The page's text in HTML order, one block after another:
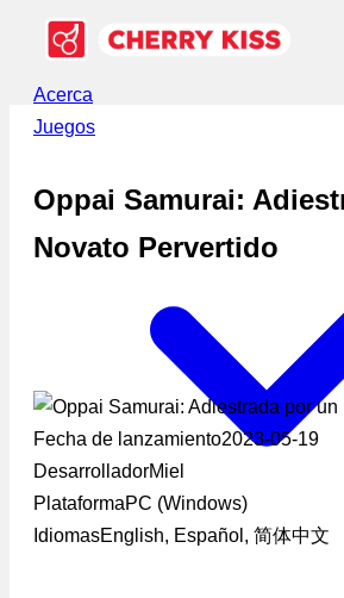
Acerca
Juegos
Oppai Samurai:
Novato Pervertido
Fecha de lanzamiento2023-05-19
DesarrolladorMiel
PlataformaPC (Windows)
IdiomasEnglish, Español, 简体中文